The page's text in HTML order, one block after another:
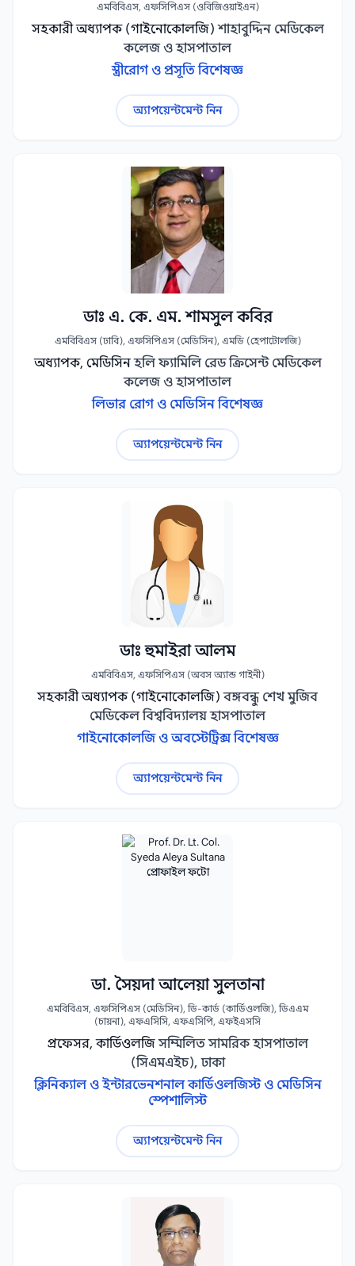
এমবিবিএস, এফসিপিএস (ওবিজিওয়াইএন)
সহকারী অধ্যাপক (গাইনোকোলজি) শাহাবুদ্দিন মেডিকেল
কলেজ ও হাসপাতাল
স্ত্রীরোগ ও প্রসূতি বিশেষজ্ঞ
অ্যাপয়েন্টমেন্ট নিন
ডাঃ এ. কে. এম. শামসুল কবির
এমবিবিএস (ঢাবি), এফসিপিএস (মেডিসিন), এমডি (হেপাটোলজি)
অধ্যাপক, মেডিসিন হলি ফ্যামিলি রেড ক্রিসেন্ট মেডিকেল
কলেজ ও হাসপাতাল
লিভার রোগ ও মেডিসিন বিশেষজ্ঞ
অ্যাপয়েন্টমেন্ট নিন
ডাঃ হুমাইরা আলম
এমবিবিএস, এফসিপিএস (অবস অ্যান্ড গাইনী)
সহকারী অধ্যাপক (গাইনোকোলজি) বঙ্গবন্ধু শেখ মুজিব
মেডিকেল বিশ্ববিদ্যালয় হাসপাতাল
গাইনোকোলজি ও অবস্টেট্রিক্স বিশেষজ্ঞ
অ্যাপয়েন্টমেন্ট নিন
ডা. সৈয়দা আলেয়া সুলতানা
এমবিবিএস, এফসিপিএস (মেডিসিন), ডি-কার্ড (কার্ডিওলজি), ডিএএম
(চায়না), এফএসিসি, এফএসিপি, এফইএসসি
প্রফেসর, কার্ডিওলজি সম্মিলিত সামরিক হাসপাতাল
(সিএমএইচ), ঢাকা
ক্লিনিক্যাল ও ইন্টারভেনশনাল কার্ডিওলজিস্ট ও মেডিসিন
স্পেশালিস্ট
অ্যাপয়েন্টমেন্ট নিন